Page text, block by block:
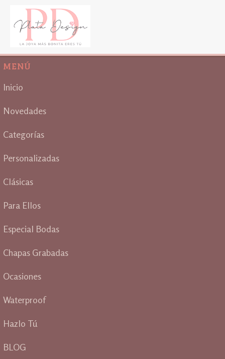
MENÚ
Inicio
Novedades
Categorías
Personalizadas
Clásicas
Para Ellos
Especial Bodas
Chapas Grabadas
Ocasiones
Waterproof
Hazlo Tú
BLOG